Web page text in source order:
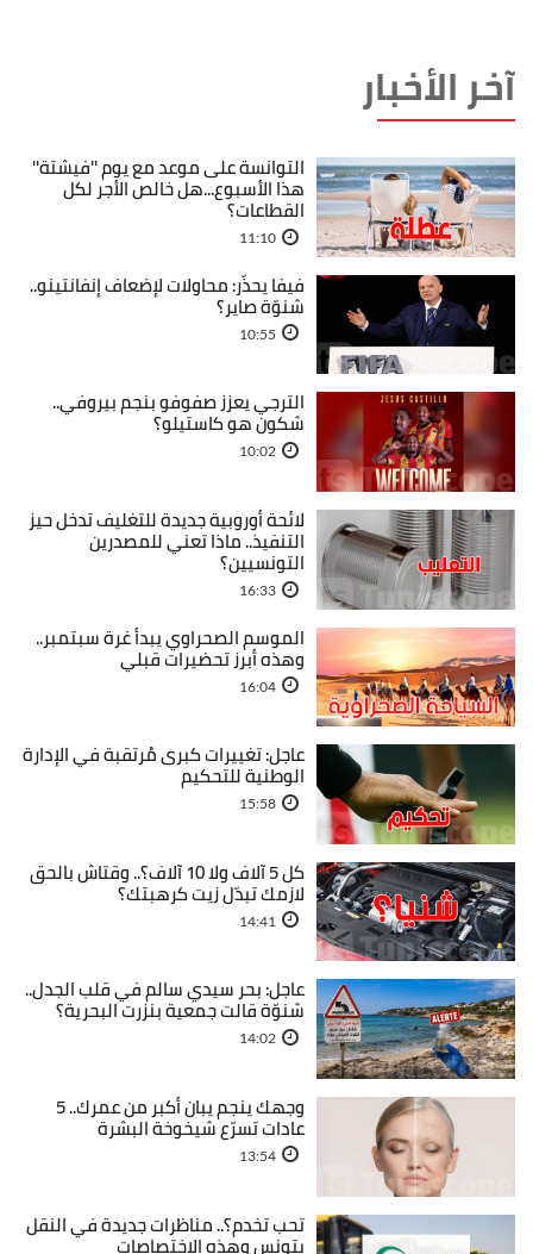
آخر الأخبار
التوانسة على موعد مع يوم ''فيشتة''
هذا الأسبوع...هل خالص الأجر لكل
القطاعات؟
11:10
فيفا يحذّر: محاولات لإضعاف إنفانتينو..
شنوّة صاير؟
10:55
الترجي يعزز صفوفو بنجم بيروفي..
شكون هو كاستيلو؟
10:02
لائحة أوروبية جديدة للتغليف تدخل حيز
التنفيذ.. ماذا تعني للمصدرين
التونسيين؟
16:33
الموسم الصحراوي يبدأ غرة سبتمبر..
وهذه أبرز تحضيرات قبلي
16:04
عاجل: تغييرات كبرى مُرتقبة في الإدارة
الوطنية للتحكيم
15:58
كل 5 آلاف ولا 10 آلاف؟.. وقتاش بالحق
لازمك تبدّل زيت كرهبتك؟
14:41
عاجل: بحر سيدي سالم في قلب الجدل..
شنوّة قالت جمعية بنزرت البحرية؟
14:02
وجهك ينجم يبان أكبر من عمرك.. 5
عادات تسرّع شيخوخة البشرة
13:54
تحب تخدم؟.. مناظرات جديدة في النقل
بتونس وهذه الاختصاصات